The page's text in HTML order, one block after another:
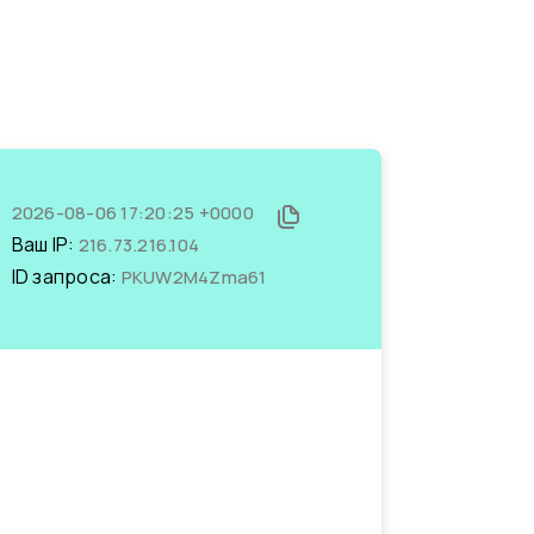
2026-08-06 17:20:25 +0000
Ваш IP: 216.73.216.104
ID запроса: PKUW2M4Zma61